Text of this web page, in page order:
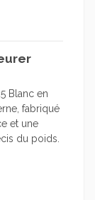
Blanc en
fabriqué
et une
du poids.